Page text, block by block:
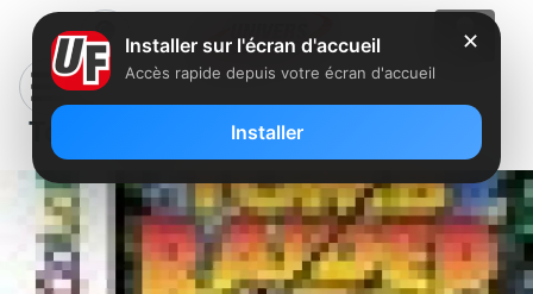
Tomb Raider
✕
Installer sur l'écran d'accueil
Accès rapide depuis votre écran d'accueil
Installer